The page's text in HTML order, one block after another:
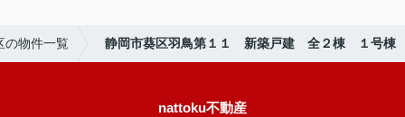
の物件一覧 静岡市葵区羽鳥第１１ 新築戸建 全２棟 １号棟
nattoku不動産